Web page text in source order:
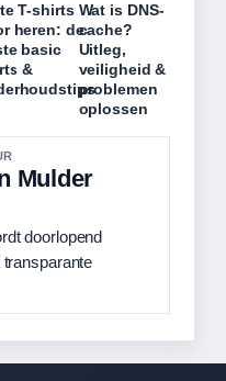
T-shirts
heren: de
basic
&
Wat is DNS-
cache?
Uitleg,
veiligheid &
problemen
oplossen
Mulder
doorlopend